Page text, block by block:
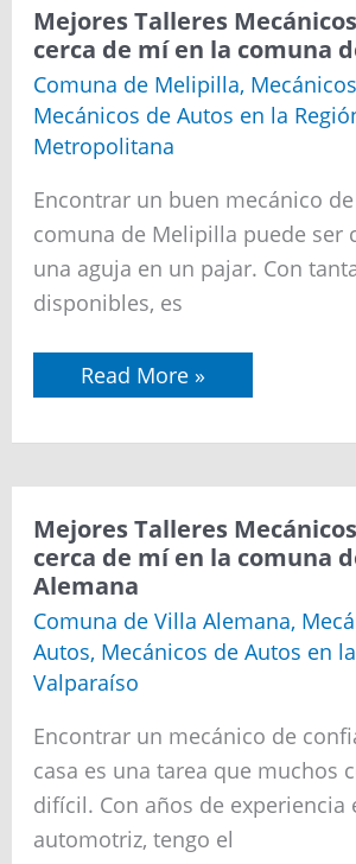
Mejores Talleres
cerca de mí en la comuna
Comuna de Melipilla,
Mecánicos de Autos en la
Metropolitana
Encontrar un buen mecánico
comuna de Melipilla puede ser
una aguja en un pajar. Con
disponibles, es
Mejores
Talleres
Mecánicos
de
autos
cerca
de
mí
en
la
comuna
de
Melipilla
Read More »
Mejores Talleres
cerca de mí en la comuna
Alemana
Comuna de Villa Alemana,
Autos, Mecánicos de Autos en
Valparaíso
Encontrar un mecánico de
casa es una tarea que muchos
difícil. Con años de experiencia
automotriz, tengo el
Mejores
Talleres
Mecánicos
de
autos
cerca
de
mí
en
comuna
de
Villa
Alemana